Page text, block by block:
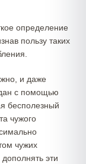
определение
пользу таких
и даже
с помощью
бесполезный
чужого
чужих
эти